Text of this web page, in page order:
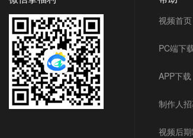
视频首页
PC端下
APP下载
制作人
视频后